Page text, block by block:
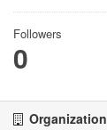
Followers
0
Organization